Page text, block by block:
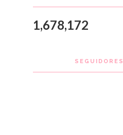
1,678,172
SEGUIDORES